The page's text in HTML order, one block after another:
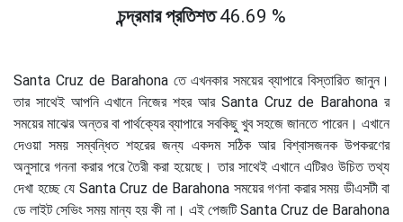
চন্দ্রমার প্রতিশত46.69 %
Santa Cruz de Barahona তে এখনকার সময়ের ব্যাপারে বিস্তারিত জানুন।
তার সাথেই আপনি এখানে নিজের শহর আর Santa Cruz de Barahona র
সময়ের মাঝের অন্তর বা পার্থক্যের ব্যাপারে সবকিছু খুব সহজে জানতে পারেন। এখানে
দেওয়া সময় সম্বন্ধিত শহরের জন্য একদম সঠিক আর বিশ্বাসজনক উপকরণের
অনুসারে গননা করার পরে তৈরী করা হয়েছে। তার সাথেই এখানে এটিরও উচিত তথ্য
দেখা হচ্ছে যে Santa Cruz de Barahona সময়ের গণনা করার সময় ডীএসটী বা
ডে লাইট সেভিং সময় মান্য হয় কী না। এই পেজটি Santa Cruz de Barahona